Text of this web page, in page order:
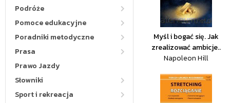
Podróże
Pomoce edukacyjne
Poradniki metodyczne
Prasa
Prawo Jazdy
Słowniki
Sport i rekreacja
Myśl i bogać się. Jak
zrealizować ambicje..
Napoleon Hill